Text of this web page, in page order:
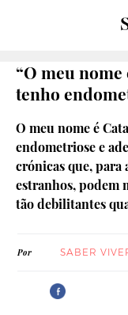
“O meu
tenho
O meu nome é
endometriose e
crónicas que, para
estranhos, podem
tão debilitantes
Por SABER